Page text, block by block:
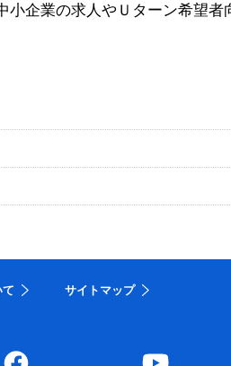
企業の求人やＵターン希望者
サイトマップ